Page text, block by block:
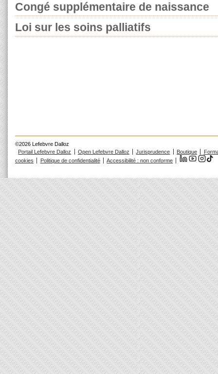
Congé supplémentaire de naissance
Loi sur les soins palliatifs
©2026 Lefebvre Dalloz
Portail Lefebvre Dalloz
Open Lefebvre Dalloz Jurisprudence Boutique
cookies
Politique de confidentialité Accessibilité : non conforme